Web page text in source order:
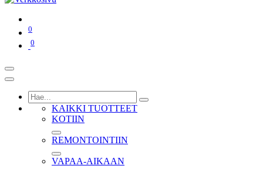
0
0
KAIKKI TUOTTEET
KOTIIN
REMONTOINTIIN
VAPAA-AIKAAN